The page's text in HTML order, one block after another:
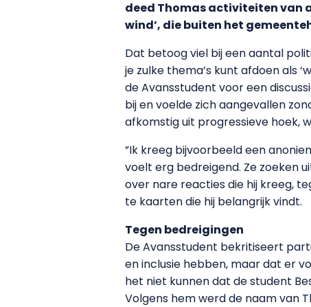
deed Thomas activiteiten van
wind’, die buiten het
Dat betoog viel bij een aantal
je zulke thema’s kunt afdoen als
de Avansstudent voor een
bij en voelde zich aangevallen
afkomstig uit progressieve hoek,
”Ik kreeg bijvoorbeeld een
voelt erg bedreigend. Ze zoeken
over nare reacties die hij kreeg,
te kaarten die hij belangrijk vindt.
Tegen bedreigingen
De Avansstudent bekritiseert
en inclusie hebben, maar dat er
het niet kunnen dat de student
Volgens hem werd de naam van